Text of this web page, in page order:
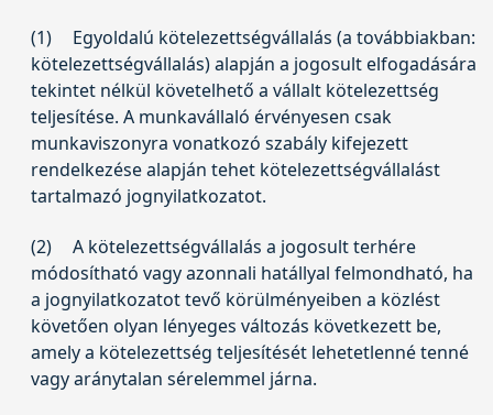
(1)
Egyoldalú kötelezettségvállalás (a továbbiakban:
kötelezettségvállalás) alapján a jogosult elfogadására
tekintet nélkül követelhető a vállalt kötelezettség
teljesítése. A munkavállaló érvényesen csak
munkaviszonyra vonatkozó szabály kifejezett
rendelkezése alapján tehet kötelezettségvállalást
tartalmazó jognyilatkozatot.
(2)
A kötelezettségvállalás a jogosult terhére
módosítható vagy azonnali hatállyal felmondható, ha
a jognyilatkozatot tevő körülményeiben a közlést
követően olyan lényeges változás következett be,
amely a kötelezettség teljesítését lehetetlenné tenné
vagy aránytalan sérelemmel járna.